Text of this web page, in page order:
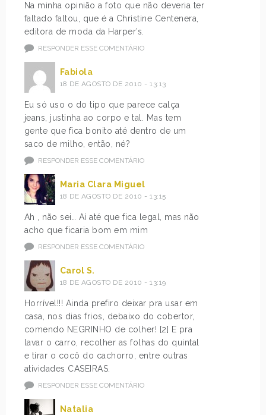
Na minha opinião a foto que não deveria ter
faltado faltou, que é a Christine Centenera,
editora de moda da Harper’s.
RESPONDER ESSE COMENTÁRIO
Fabiola
18 DE AGOSTO DE 2010 - 13:13
Eu só uso o do tipo que parece calça
jeans, justinha ao corpo e tal. Mas tem
gente que fica bonito até dentro de um
saco de milho, então, né?
RESPONDER ESSE COMENTÁRIO
Maria Clara Miguel
18 DE AGOSTO DE 2010 - 13:15
Ah , não sei… Aí até que fica legal, mas não
acho que ficaria bom em mim
RESPONDER ESSE COMENTÁRIO
Carol S.
18 DE AGOSTO DE 2010 - 13:19
Horrível!!! Ainda prefiro deixar pra usar em
casa, nos dias frios, debaixo do cobertor,
comendo NEGRINHO de colher! [2] E pra
lavar o carro, recolher as folhas do quintal
e tirar o cocô do cachorro, entre outras
atividades CASEIRAS.
RESPONDER ESSE COMENTÁRIO
Natalia